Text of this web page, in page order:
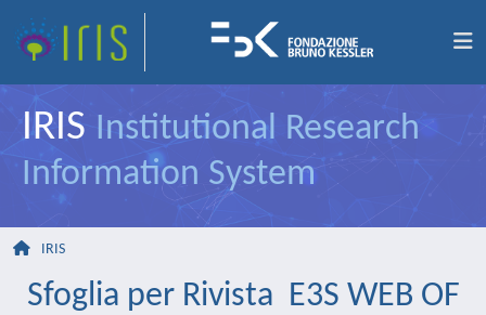
IRIS Institutional Research
Information System
IRIS
Sfoglia per Rivista E3S WEB OF